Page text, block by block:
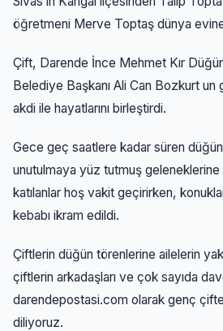
öğretmeni Merve Toptaş dünya
Çift, Darende İnce Mehmet Kır
Belediye Başkanı Ali Can Bozkurt
akdi ile hayatlarını birleştirdi.
Gece geç saatlere kadar süren
unutulmaya yüz tutmuş geleneklerine
katılanlar hoş vakit geçirirken,
kebabı ikram edildi.
Çiftlerin düğün törenlerine ailelerin
çiftlerin arkadaşları ve çok sayıda
darendepostasi.com olarak genç
diliyoruz.